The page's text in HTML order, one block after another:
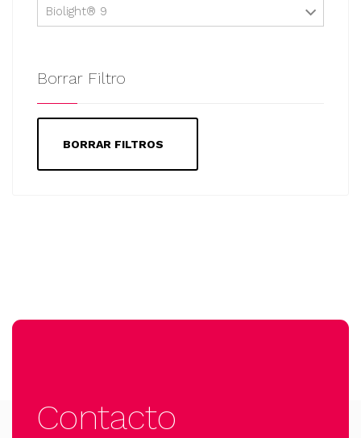
Biolight® 9
Borrar Filtro
BORRAR FILTROS
Contacto